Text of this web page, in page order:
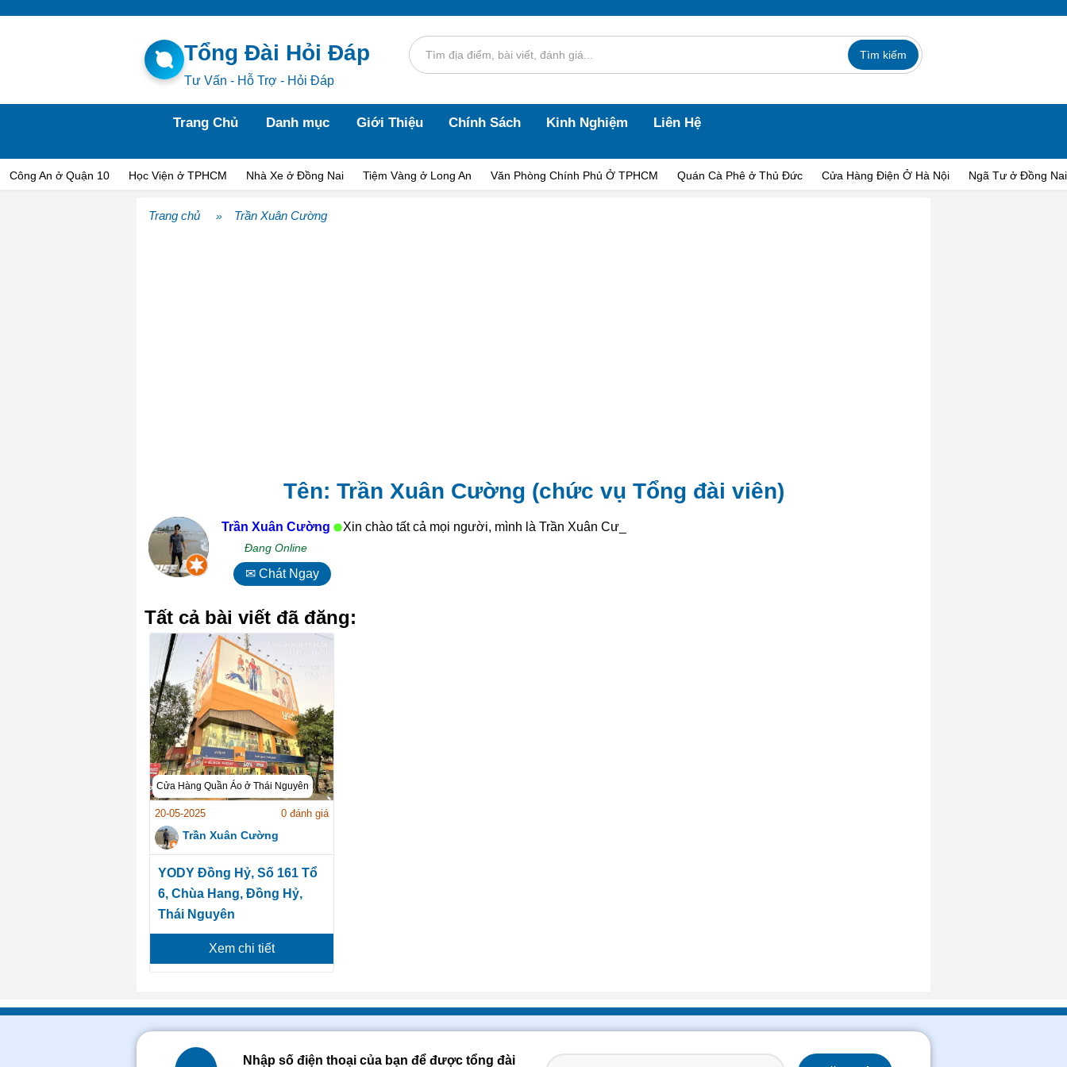
Tổng Đài Hỏi Đáp
Tư Vấn - Hỗ Trợ - Hỏi Đáp
Trang Chủ Danh mục Giới Thiệu Chính Sách Kinh Nghiệm Liên Hệ
Công An ở Quận 10 Học Viện ở TPHCM Nhà Xe ở Đồng Nai Tiệm Vàng ở Long An Văn Phòng Chính Phủ Ở TPHCM Quán Cà Phê ở Thủ Đức Cửa Hàng Điện Ở Hà Nội Ngã Tư ở Đồng Nai
Trang chủ » Trần Xuân Cường
Tên: Trần Xuân Cường (chức vụ Tổng đài viên)
Trần Xuân Cường
Đang Online
✉ Chát Ngay
Xin chào tất cả mọi người, mình là Trần Xuân Cường_
Tất cả bài viết đã đăng:
Cửa Hàng Quần Áo ở Thái Nguyên
20-05-2025 0 đánh giá
Trần Xuân Cường
YODY Đồng Hỷ, Số 161 Tổ
6, Chùa Hang, Đồng Hỷ,
Thái Nguyên
Xem chi tiết
Nhập số điện thoại của bạn để được tổng đài